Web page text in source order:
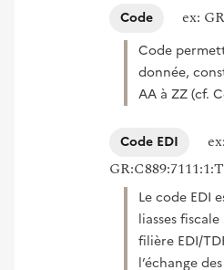
Code ex: GR
Code
donnée,
AA à ZZ (cf.
Code EDI
ex:
Le code EDI
liasses
filière EDI/
l’échange